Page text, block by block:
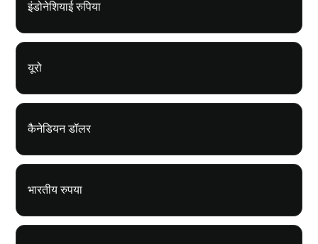
इंडोनेशियाई रुपिया
यूरो
कैनेडियन डॉलर
भारतीय रुपया